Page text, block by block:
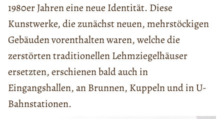
1980er Jahren eine neue Identität. Diese
Kunstwerke, die zunächst neuen, mehrstöckigen
Gebäuden vorenthalten waren, welche die
zerstörten traditionellen Lehmziegelhäuser
ersetzten, erschienen bald auch in
Eingangshallen, an Brunnen, Kuppeln und in U-
Bahnstationen.